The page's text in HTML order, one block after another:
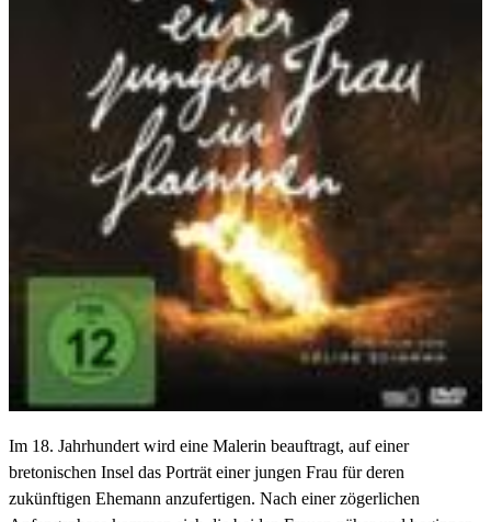
Im 18. Jahrhundert wird eine Malerin beauftragt, auf einer
bretonischen Insel das Porträt einer jungen Frau für deren
zukünftigen Ehemann anzufertigen. Nach einer zögerlichen